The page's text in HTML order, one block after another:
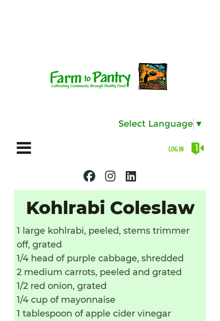
Select Language ▼
LOG IN
Kohlrabi Coleslaw
1 large kohlrabi, peeled, stems trimmer
off, grated
1/4 head of purple cabbage, shredded
2 medium carrots, peeled and grated
1/2 red onion, grated
1/4 cup of mayonnaise
1 tablespoon of apple cider vinegar